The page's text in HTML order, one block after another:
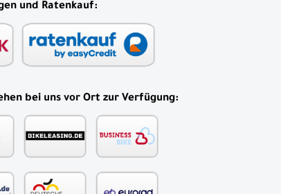
und Ratenkauf:
bei uns vor Ort zur Verfügung: